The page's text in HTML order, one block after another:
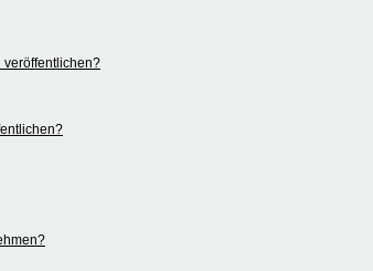
veröffentlichen?